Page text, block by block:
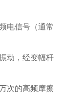
电信号（通常
动，经变幅杆
次的高频摩擦